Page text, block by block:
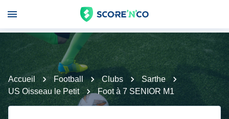
Accueil Football Clubs
Sarthe
US Oisseau le Petit
Foot à 7 SENIOR M1